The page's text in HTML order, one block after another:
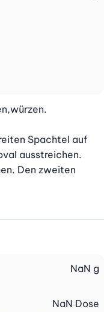
Spachtel auf
ausstreichen.
Den zweiten
NaN g
NaN Dose